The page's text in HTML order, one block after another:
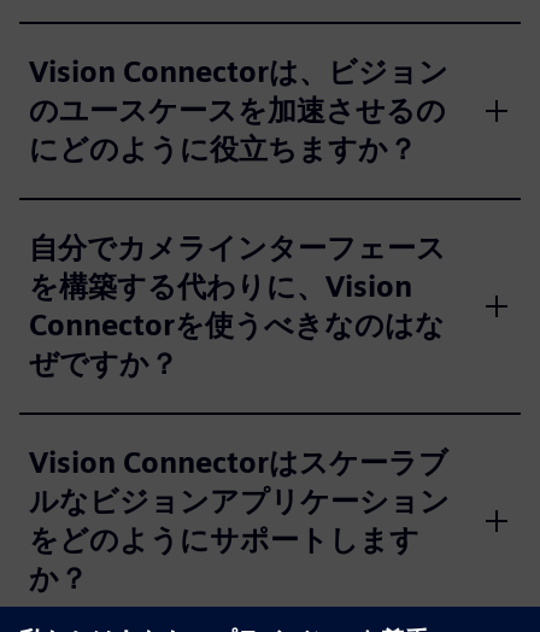
Vision Connectorは、ビジョン
のユースケースを加速させるの
にどのように役立ちますか？
自分でカメラインターフェース
を構築する代わりに、Vision
Connectorを使うべきなのはな
ぜですか？
Vision Connectorはスケーラブ
ルなビジョンアプリケーション
をどのようにサポートします
か？